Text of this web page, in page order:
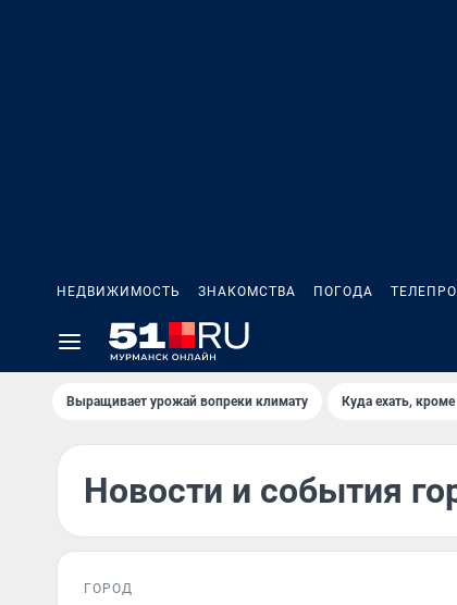
НЕДВИЖИМОСТЬ ЗНАКОМСТВА ПОГОДА
Выращивает урожай вопреки климату Куда ехать,
Новости и события
ГОРОД